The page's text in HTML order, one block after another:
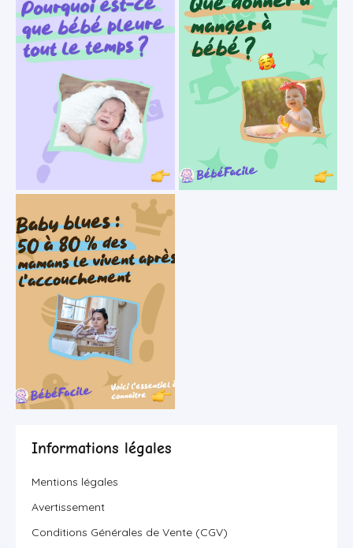
Informations légales
Mentions légales
Avertissement
Conditions Générales de Vente (CGV)